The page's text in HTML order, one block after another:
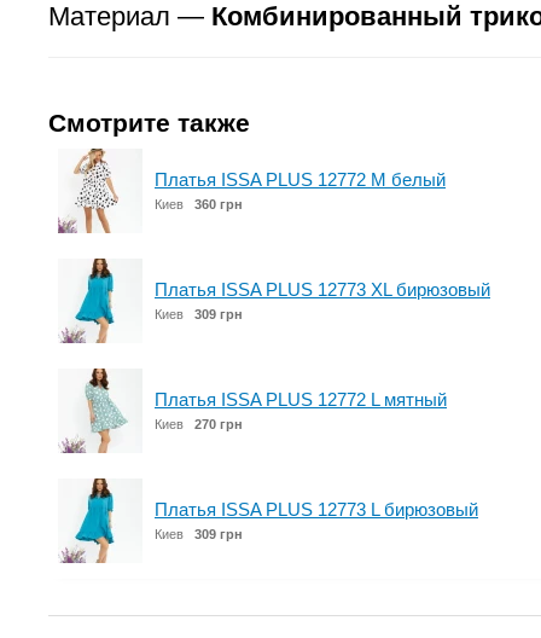
Материал — Комбинированный
Смотрите также
Платья ISSA PLUS 12772 M белый
Киев 360 грн
Платья ISSA PLUS 12773 XL бирюзовый
Киев 309 грн
Платья ISSA PLUS 12772 L мятный
Киев 270 грн
Платья ISSA PLUS 12773 L бирюзовый
Киев 309 грн